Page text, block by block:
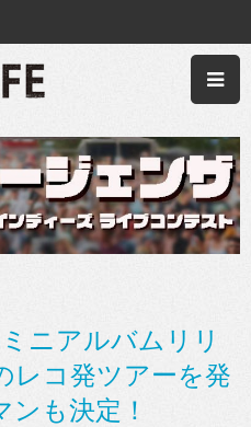
ニアルバムリリ
レコ発ツアーを発
も決定！